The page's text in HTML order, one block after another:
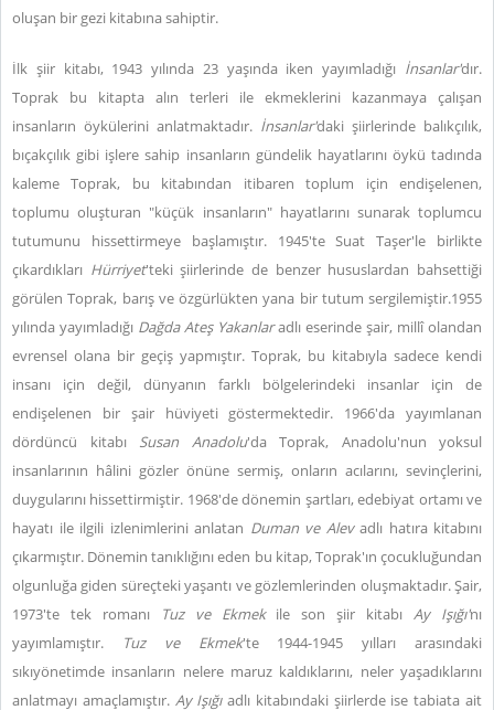
oluşan bir gezi kitabına sahiptir.
İlk şiir kitabı, 1943 yılında 23 yaşında iken yayımladığı İnsanlar'dır.
Toprak bu kitapta alın terleri ile ekmeklerini kazanmaya çalışan
insanların öykülerini anlatmaktadır. İnsanlar'daki şiirlerinde balıkçılık,
bıçakçılık gibi işlere sahip insanların gündelik hayatlarını öykü tadında
kaleme Toprak, bu kitabından itibaren toplum için endişelenen,
toplumu oluşturan "küçük insanların" hayatlarını sunarak toplumcu
tutumunu hissettirmeye başlamıştır. 1945'te Suat Taşer'le birlikte
çıkardıkları Hürriyet'teki şiirlerinde de benzer hususlardan bahsettiği
görülen Toprak, barış ve özgürlükten yana bir tutum sergilemiştir.1955
yılında yayımladığı Dağda Ateş Yakanlaradlı eserinde şair, millî olandan
evrensel olana bir geçiş yapmıştır. Toprak, bu kitabıyla sadece kendi
insanı için değil, dünyanın farklı bölgelerindeki insanlar için de
endişelenen bir şair hüviyeti göstermektedir. 1966'da yayımlanan
dördüncü kitabı Susan Anadolu'da Toprak, Anadolu'nun yoksul
insanlarının hâlini gözler önüne sermiş, onların acılarını, sevinçlerini,
duygularını hissettirmiştir. 1968'de dönemin şartları, edebiyat ortamı ve
hayatı ile ilgili izlenimlerini anlatan Duman ve Alevadlı hatıra kitabını
çıkarmıştır. Dönemin tanıklığını eden bu kitap, Toprak'ın çocukluğundan
olgunluğa giden süreçteki yaşantı ve gözlemlerinden oluşmaktadır. Şair,
1973'te tek romanı
Tuz ve Ekmekile son şiir kitabıAy Işığı'nı
yayımlamıştır.
Tuz ve Ekmek'te 1944-1945 yılları arasındaki
sıkıyönetimde insanların nelere maruz kaldıklarını, neler yaşadıklarını
anlatmayı amaçlamıştır. Ay Işığıadlı kitabındaki şiirlerde ise tabiata ait